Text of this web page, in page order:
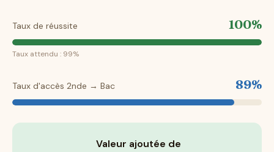
Taux de réussite 100%
Taux attendu : 99%
Taux d'accès 2nde → Bac 89%
Valeur ajoutée de